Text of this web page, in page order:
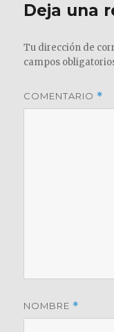
Deja una
Tu dirección de
campos
COMENTARIO *
NOMBRE *